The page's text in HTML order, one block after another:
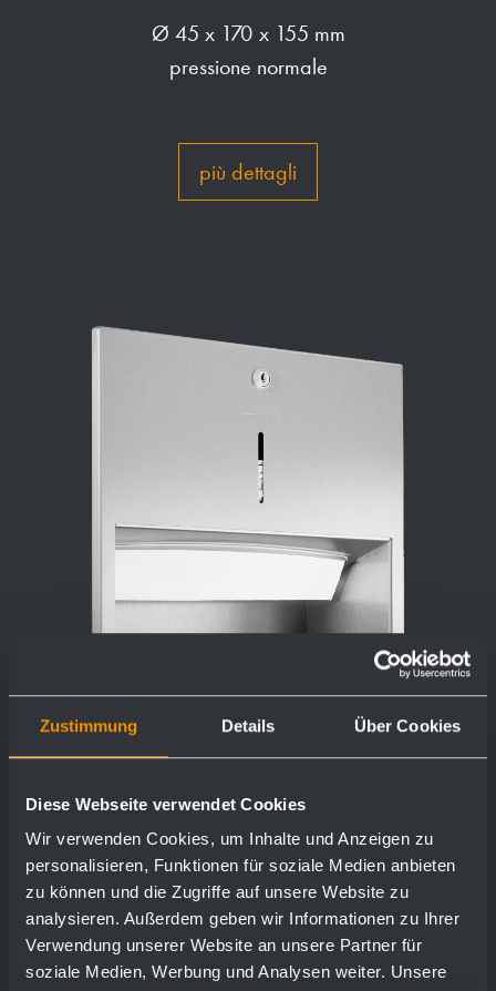
Zustimmung Details Über Cookies
Diese Webseite verwendet Cookies
Wir verwenden Cookies, um Inhalte und Anzeigen zu
personalisieren, Funktionen für soziale Medien anbieten
zu können und die Zugriffe auf unsere Website zu
analysieren. Außerdem geben wir Informationen zu Ihrer
Verwendung unserer Website an unsere Partner für
soziale Medien, Werbung und Analysen weiter. Unsere
Ø 45 x 170 x 155 mm
pressione normale
più dettagli
Distributore di asciugamani di carta
WP114
298 x 298 x 120 mm
ca. 250 asciugamani di carta